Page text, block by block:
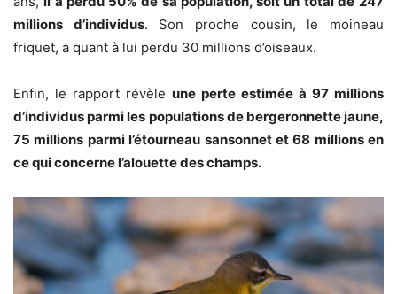
millions d’individus. Son proche cousin, le moineau
friquet, a quant à lui perdu 30 millions d’oiseaux.
Enfin, le rapport révèle une perte estimée à 97 millions
d’individus parmi les populations de bergeronnette jaune,
75 millions parmi l’étourneau sansonnet et 68 millions en
ce qui concerne l’alouette des champs.